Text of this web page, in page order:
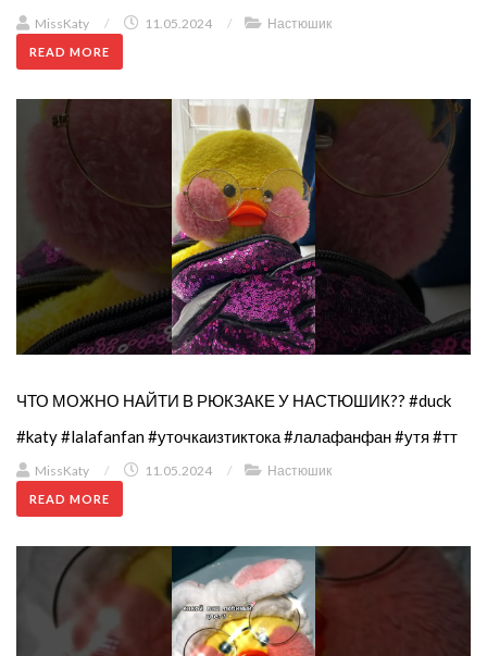
MissKaty / 11.05.2024 / Настюшик
READ MORE
ЧТО МОЖНО НАЙТИ В РЮКЗАКЕ У НАСТЮШИК?? #duck
#katy #lalafanfan #уточкаизтиктока #лалафанфан #утя #тт
MissKaty / 11.05.2024 / Настюшик
READ MORE